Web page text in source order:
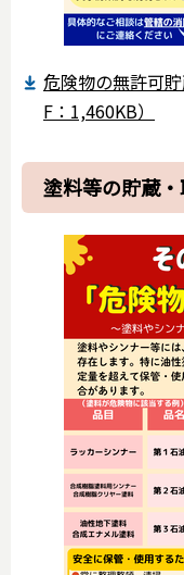
危険物の無許可
F：1,460KB）
塗料等の貯蔵